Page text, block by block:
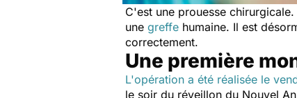
C'est une prouesse
une greffe humaine. Il est
correctement.
Une première
L'opération a été réalisée le
le soir du réveillon du Nouvel